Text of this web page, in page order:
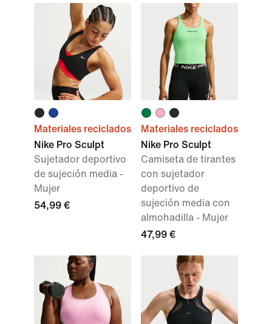
Materiales reciclados
Nike Pro Sculpt
Sujetador deportivo
de sujeción media -
Mujer
54,99 €
Materiales reciclados
Nike Pro Sculpt
Camiseta de tirantes
con sujetador
deportivo de
sujeción media con
almohadilla - Mujer
47,99 €